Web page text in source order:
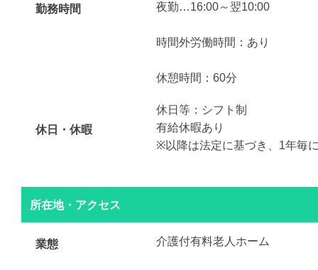
勤務時間
夜勤…16:00～翌10:00
時間外労働時間：あり
休憩時間：60分
休日・休暇
休日等：シフト制
有給休暇あり
※以降は法定に基づき、1年毎
所在地・アクセス
業態 介護付有料老人ホーム